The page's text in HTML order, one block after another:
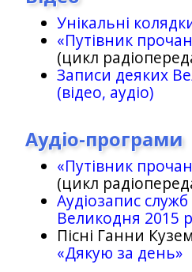
Унікальні
«Путівник
(цикл
Записи деяких
(відео, аудіо)
Аудіо-програми
«Путівник
(цикл
Аудіозапис
Великодня 2015
Пісні Ганни
«Дякую за день»